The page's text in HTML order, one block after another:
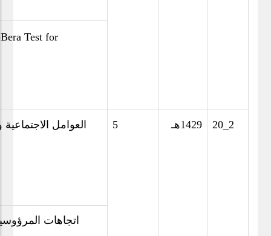
Test for
العوامل 5 1429هـ 20_2
اتجاهات